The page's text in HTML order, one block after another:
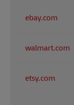
ebay.com
walmart.com
etsy.com